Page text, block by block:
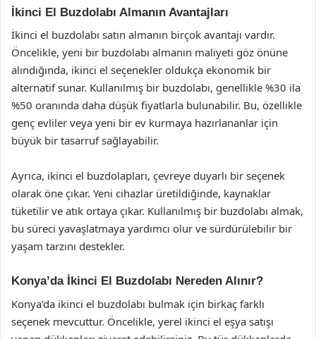
İkinci El Buzdolabı Almanın Avantajları
İkinci el buzdolabı satın almanın birçok avantajı vardır.
Öncelikle, yeni bir buzdolabı almanın maliyeti göz önüne
alındığında, ikinci el seçenekler oldukça ekonomik bir
alternatif sunar. Kullanılmış bir buzdolabı, genellikle %30 ila
%50 oranında daha düşük fiyatlarla bulunabilir. Bu, özellikle
genç evliler veya yeni bir ev kurmaya hazırlananlar için
büyük bir tasarruf sağlayabilir.
Ayrıca, ikinci el buzdolapları, çevreye duyarlı bir seçenek
olarak öne çıkar. Yeni cihazlar üretildiğinde, kaynaklar
tüketilir ve atık ortaya çıkar. Kullanılmış bir buzdolabı almak,
bu süreci yavaşlatmaya yardımcı olur ve sürdürülebilir bir
yaşam tarzını destekler.
Konya’da İkinci El Buzdolabı Nereden Alınır?
Konya’da ikinci el buzdolabı bulmak için birkaç farklı
seçenek mevcuttur. Öncelikle, yerel ikinci el eşya satışı